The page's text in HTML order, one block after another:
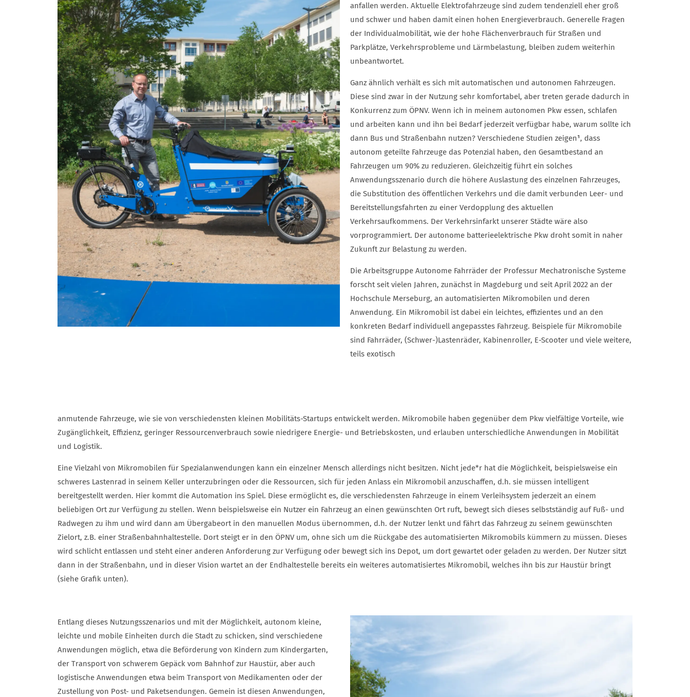
anfallen werden. Aktuelle Elektrofahrzeuge sind zudem tendenziell eher groß
und schwer und haben damit einen hohen Energieverbrauch. Generelle Fragen
der Individualmobilität, wie der hohe Flächenverbrauch für Straßen und
Parkplätze, Verkehrsprobleme und Lärmbelastung, bleiben zudem weiterhin
unbeantwortet.
Ganz ähnlich verhält es sich mit automatischen und autonomen Fahrzeugen.
Diese sind zwar in der Nutzung sehr komfortabel, aber treten gerade dadurch in
Konkurrenz zum ÖPNV. Wenn ich in meinem autonomen Pkw essen, schlafen
und arbeiten kann und ihn bei Bedarf jederzeit verfügbar habe, warum sollte ich
dann Bus und Straßenbahn nutzen? Verschiedene Studien zeigen¹, dass
autonom geteilte Fahrzeuge das Potenzial haben, den Gesamtbestand an
Fahrzeugen um 90% zu reduzieren. Gleichzeitig führt ein solches
Anwendungsszenario durch die höhere Auslastung des einzelnen Fahrzeuges,
die Substitution des öffentlichen Verkehrs und die damit verbunden Leer- und
Bereitstellungsfahrten zu einer Verdopplung des aktuellen
Verkehrsaufkommens. Der Verkehrsinfarkt unserer Städte wäre also
vorprogrammiert. Der autonome batterieelektrische Pkw droht somit in naher
Zukunft zur Belastung zu werden.
Die Arbeitsgruppe Autonome Fahrräder der Professur Mechatronische Systeme
forscht seit vielen Jahren, zunächst in Magdeburg und seit April 2022 an der
Hochschule Merseburg, an automatisierten Mikromobilen und deren
Anwendung. Ein Mikromobil ist dabei ein leichtes, effizientes und an den
konkreten Bedarf individuell angepasstes Fahrzeug. Beispiele für Mikromobile
sind Fahrräder, (Schwer-)Lastenräder, Kabinenroller, E-Scooter und viele weitere,
teils exotisch
anmutende Fahrzeuge, wie sie von verschiedensten kleinen Mobilitäts-Startups entwickelt werden. Mikromobile haben gegenüber dem Pkw vielfältige Vorteile, wie
Zugänglichkeit, Effizienz, geringer Ressourcenverbrauch sowie niedrigere Energie- und Betriebskosten, und erlauben unterschiedliche Anwendungen in Mobilität
und Logistik.
Eine Vielzahl von Mikromobilen für Spezialanwendungen kann ein einzelner Mensch allerdings nicht besitzen. Nicht jede*r hat die Möglichkeit, beispielsweise ein
schweres Lastenrad in seinem Keller unterzubringen oder die Ressourcen, sich für jeden Anlass ein Mikromobil anzuschaffen, d.h. sie müssen intelligent
bereitgestellt werden. Hier kommt die Automation ins Spiel. Diese ermöglicht es, die verschiedensten Fahrzeuge in einem Verleihsystem jederzeit an einem
beliebigen Ort zur Verfügung zu stellen. Wenn beispielsweise ein Nutzer ein Fahrzeug an einen gewünschten Ort ruft, bewegt sich dieses selbstständig auf Fuß- und
Radwegen zu ihm und wird dann am Übergabeort in den manuellen Modus übernommen, d.h. der Nutzer lenkt und fährt das Fahrzeug zu seinem gewünschten
Zielort, z.B. einer Straßenbahnhaltestelle. Dort steigt er in den ÖPNV um, ohne sich um die Rückgabe des automatisierten Mikromobils kümmern zu müssen. Dieses
wird schlicht entlassen und steht einer anderen Anforderung zur Verfügung oder bewegt sich ins Depot, um dort gewartet oder geladen zu werden. Der Nutzer sitzt
dann in der Straßenbahn, und in dieser Vision wartet an der Endhaltestelle bereits ein weiteres automatisiertes Mikromobil, welches ihn bis zur Haustür bringt
(siehe Grafik unten).
Entlang dieses Nutzungsszenarios und mit der Möglichkeit, autonom kleine,
leichte und mobile Einheiten durch die Stadt zu schicken, sind verschiedene
Anwendungen möglich, etwa die Beförderung von Kindern zum Kindergarten,
der Transport von schwerem Gepäck vom Bahnhof zur Haustür, aber auch
logistische Anwendungen etwa beim Transport von Medikamenten oder der
Zustellung von Post- und Paketsendungen. Gemein ist diesen Anwendungen,